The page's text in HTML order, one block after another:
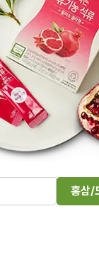
홍삼/